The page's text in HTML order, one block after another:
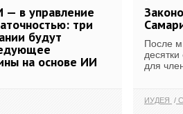
в управление
три
будут
на основе ИИ
После
для
ИУДЕЯ